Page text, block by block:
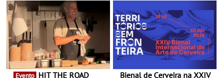
Evento
Bienal de Cerveira na XXIV